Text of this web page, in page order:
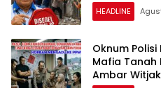
HEADLINE
Oknum
Mafia Tanah
Ambar